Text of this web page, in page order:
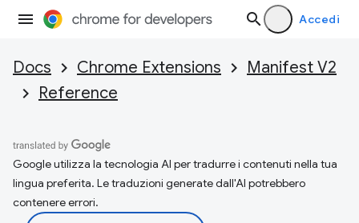
Accedi
Docs Chrome Extensions
Manifest V2
Reference
Google utilizza la tecnologia AI per tradurre i contenuti nella tua
lingua preferita. Le traduzioni generate dall'AI potrebbero
contenere errori.